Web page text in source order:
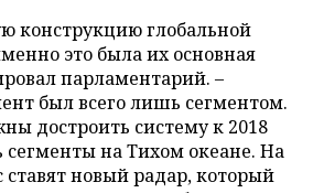
конструкцию глобальной
это была их основная
парламентарий. –
был всего лишь сегментом.
достроить систему к 2018
сегменты на Тихом океане. На
ставят новый радар, который